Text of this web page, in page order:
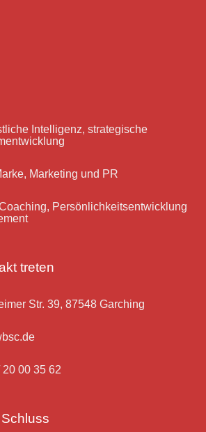
Intelligenz, strategische
Marketing und PR
Persönlichkeitsentwicklung
treten
Str. 39, 87548 Garching
00 35 62